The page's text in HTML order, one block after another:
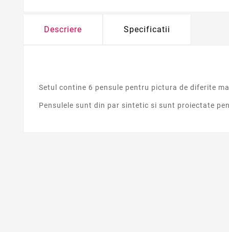
Descriere Specificatii
Setul contine 6 pensule pentru pictura de diferite
Pensulele sunt din par sintetic si sunt proiectate